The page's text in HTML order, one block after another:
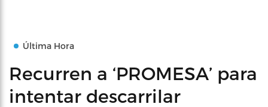
Última Hora
Recurren a ‘PROMESA’ para
intentar descarrilar